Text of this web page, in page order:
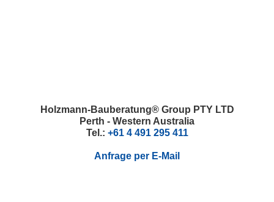
Holzmann-Bauberatung® Group PTY LTD
Perth - Western Australia
Tel.: +61 4 491 295 411
Anfrage per E-Mail